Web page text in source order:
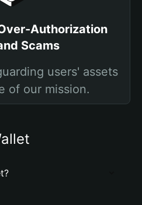
Authorization
Scams
users' assets
of our mission.